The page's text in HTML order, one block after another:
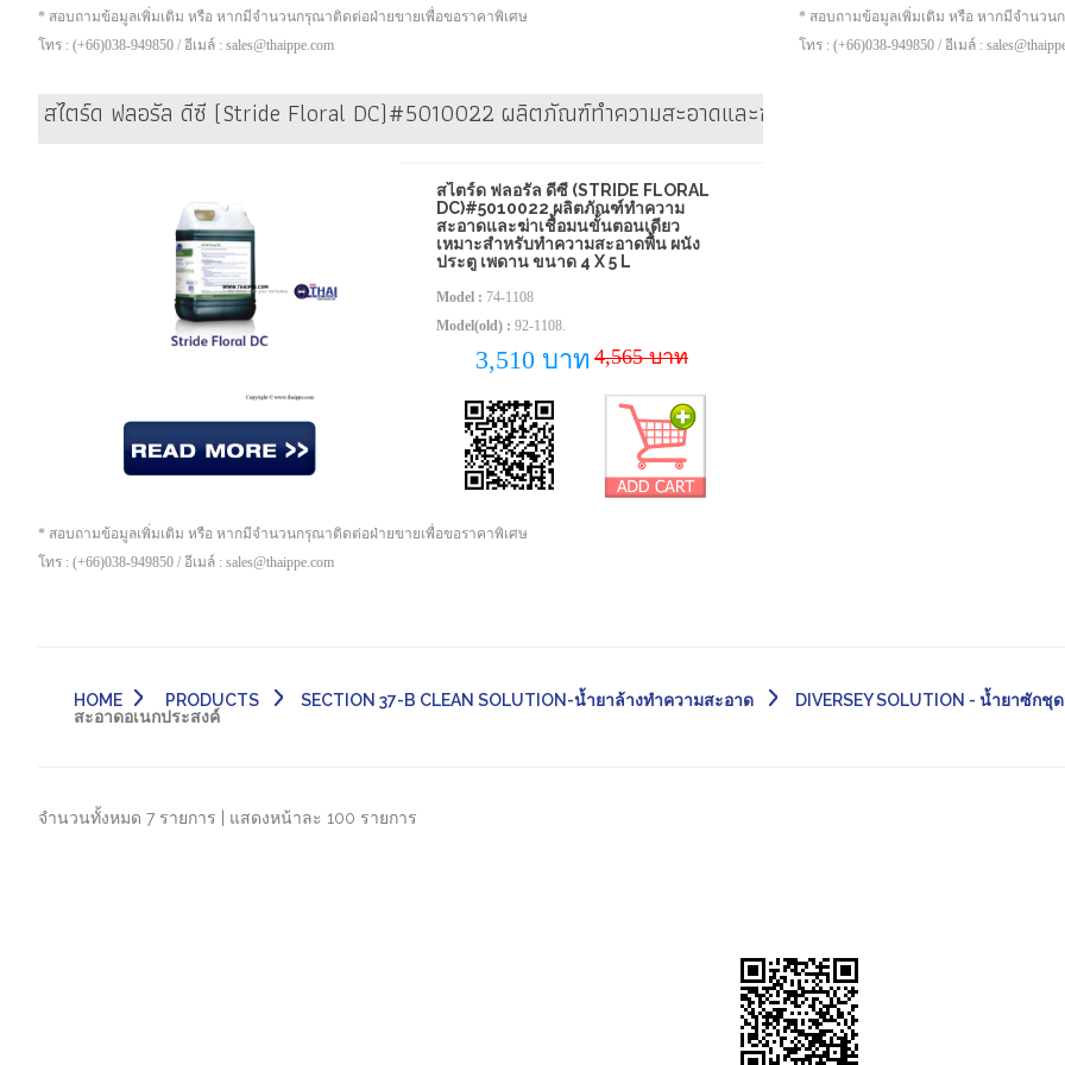
* สอบถามข้อมูลเพิ่มเติม หรือ หากมีจำนวนกรุณาติดต่อฝ่ายขายเพื่อขอราคาพิเศษ
โทร : (+66)038-949850 / อีเมล์ : sales@thaippe.com
* สอบถามข้อมูลเพิ่มเติม หรือ หากมีจำนวน
โทร : (+66)038-949850 / อีเมล์ :
สไตร์ด ฟลอรัล ดีซี (Stride Floral DC)#5010022 ผลิตภัณฑ์ทำความสะอาดและฆ่าเชื้อมนขั้นตอนเดียว เหมาะสำห
สไตร์ด ฟลอรัล ดีซี (STRIDE FLORAL
DC)#5010022 ผลิตภัณฑ์ทำความ
สะอาดและฆ่าเชื้อมนขั้นตอนเดียว
เหมาะสำหรับทำความสะอาดพื้น ผนัง
ประตู เพดาน ขนาด 4 X 5 L
Model : 74-1108
Model(old) : 92-1108.
3,510 บาท 4,565 บาท
* สอบถามข้อมูลเพิ่มเติม หรือ หากมีจำนวนกรุณาติดต่อฝ่ายขายเพื่อขอราคาพิเศษ
โทร : (+66)038-949850 / อีเมล์ : sales@thaippe.com
HOME PRODUCTS SECTION 37-B CLEAN SOLUTION-น้ำยาล้างทำความสะอาด DIVERSEY SOLUTION - น้ำยาซัก
สะอาดอเนกประสงค์
จำนวนทั้งหมด 7 รายการ | แสดงหน้าละ 100 รายการ